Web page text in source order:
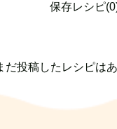
保存レシピ
だ投稿したレシピは